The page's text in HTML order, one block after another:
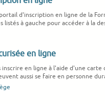
d'inscription en ligne de la
listés à gauche pour accéder à la
en ligne
inscrire en ligne à l'aide d'une carte
aussi se faire en personne